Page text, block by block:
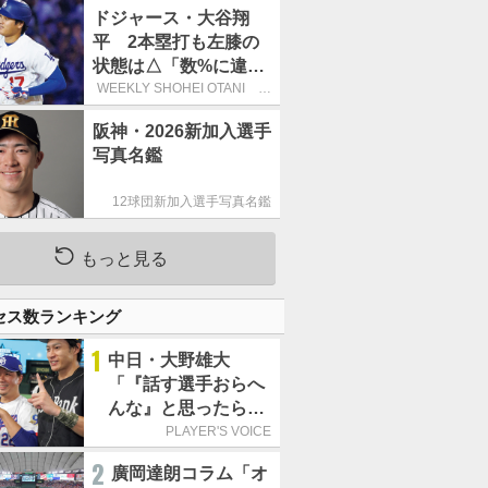
ドジャース・大谷翔
平 2本塁打も左膝の
状態は△「数%に違和
感があるなら、まだ休
針」
WEEKLY SHOHEI OTANI 二
刀流で呼び込む3連覇
阪神・2026新加入選手
写真名鑑
12球団新加入選手写真名鑑
もっと見る
ス数ランキング
1 中日・大野雄大
「『話す選手おらへ
んな』と思ったら坂
本勇人が来た！」／
PLAYER'S VOICE
2 廣岡達朗コラム「オ